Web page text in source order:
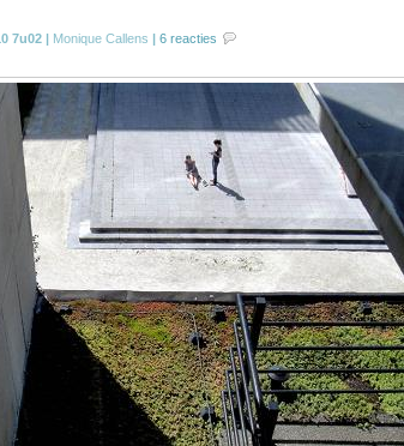
7u02 | Monique Callens | 6 reacties